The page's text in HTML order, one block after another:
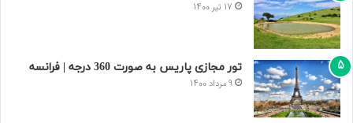
17 تیر 1400
تور مجازی پاریس به صورت 360 درجه | فرانسه
9 مرداد 1400